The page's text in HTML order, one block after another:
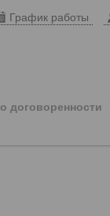
График работы
договоренности